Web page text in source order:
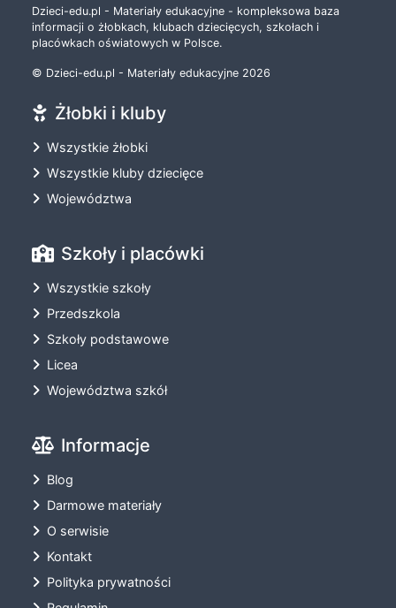
Dzieci-edu.pl - Materiały edukacyjne - kompleksowa baza
informacji o żłobkach, klubach dziecięcych, szkołach i
placówkach oświatowych w Polsce.
© Dzieci-edu.pl - Materiały edukacyjne 2026
Żłobki i kluby
Wszystkie żłobki
Wszystkie kluby dziecięce
Województwa
Szkoły i placówki
Wszystkie szkoły
Przedszkola
Szkoły podstawowe
Licea
Województwa szkół
Informacje
Blog
Darmowe materiały
O serwisie
Kontakt
Polityka prywatności